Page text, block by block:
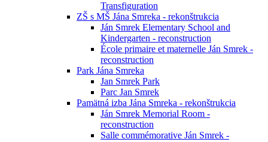
Transfiguration
ZŠ s MŠ Jána Smreka - rekonštrukcia
Ján Smrek Elementary School and
Kindergarten - reconstruction
École primaire et maternelle Ján Smrek -
reconstruction
Park Jána Smreka
Jan Smrek Park
Parc Jan Smrek
Pamätná izba Jána Smreka - rekonštrukcia
Ján Smrek Memorial Room -
reconstruction
Salle commémorative Ján Smrek -